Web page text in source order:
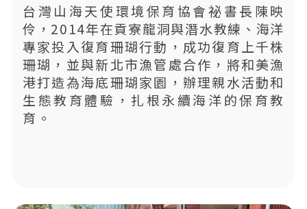
台灣山海天使環境保育協會祕書長陳映
伶，2014年在貢寮龍洞與潛水教練、海洋
專家投入復育珊瑚行動，成功復育上千株
珊瑚，並與新北市漁管處合作，將和美漁
港打造為海底珊瑚家園，辦理親水活動和
生態教育體驗，扎根永續海洋的保育教
育。